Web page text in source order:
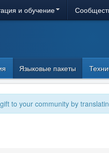
и обучение
Языковые пакеты
to your community by